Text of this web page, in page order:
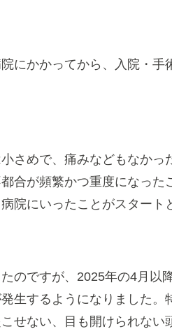
にかかってから、入院・
さめで、痛みなどもなか
合が頻繁かつ重度になった
院にいったことがスタート
のですが、2025年の4月以
生するようになりました
せない、目も開けられな